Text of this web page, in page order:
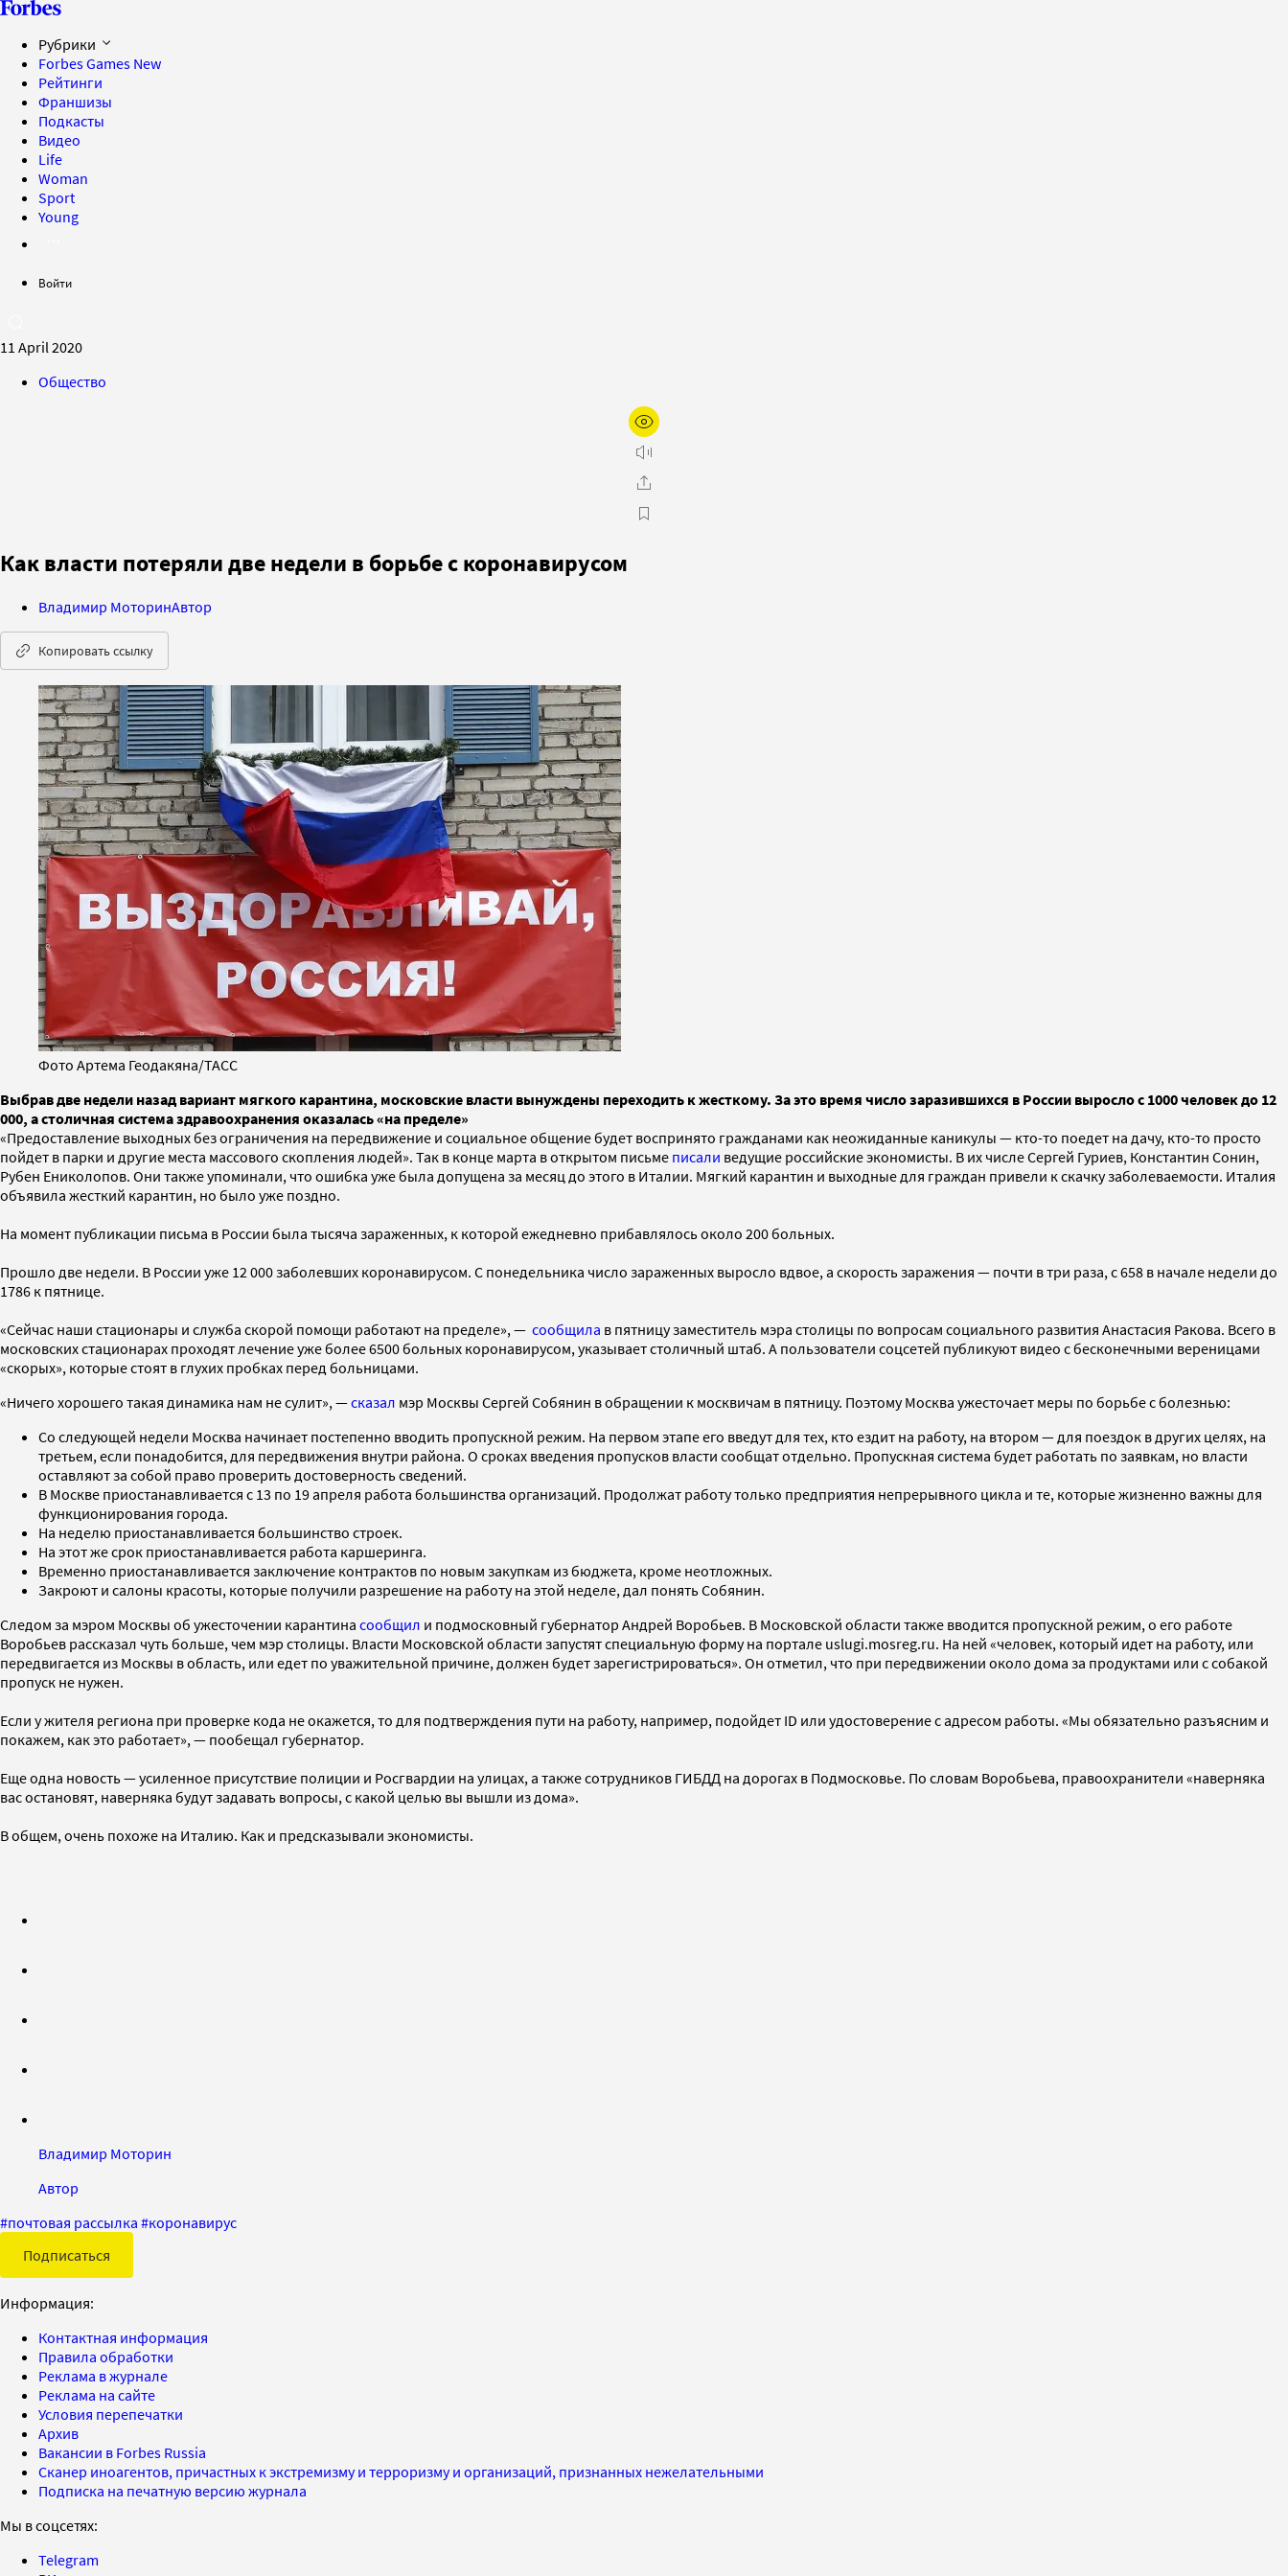
Рубрики
Forbes Games New
Рейтинги
Франшизы
Подкасты
Видео
Life
Woman
Sport
Young
Войти
11 April 2020
Общество
Как власти потеряли две недели в борьбе с коронавирусом
Владимир МоторинАвтор
Копировать ссылку
Фото Артема Геодакяна/ТАСС
Выбрав две недели назад вариант мягкого карантина, московские власти вынуждены переходить к жесткому. За это время число заразившихся в России выросло с 1000 человек до 12
000, а столичная система здравоохранения оказалась «на пределе»
«Предоставление выходных без ограничения на передвижение и социальное общение будет воспринято гражданами как неожиданные каникулы — кто-то поедет на дачу, кто-то просто
пойдет в парки и другие места массового скопления людей». Так в конце марта в открытом письме писали ведущие российские экономисты. В их числе Сергей Гуриев, Константин Сонин,
Рубен Ениколопов. Они также упоминали, что ошибка уже была допущена за месяц до этого в Италии. Мягкий карантин и выходные для граждан привели к скачку заболеваемости. Италия
объявила жесткий карантин, но было уже поздно.
На момент публикации письма в России была тысяча зараженных, к которой ежедневно прибавлялось около 200 больных.
Прошло две недели. В России уже 12 000 заболевших коронавирусом. С понедельника число зараженных выросло вдвое, а скорость заражения — почти в три раза, с 658 в начале недели до
1786 к пятнице.
«Сейчас наши стационары и служба скорой помощи работают на пределе», — сообщила в пятницу заместитель мэра столицы по вопросам социального развития Анастасия Ракова. Всего в
московских стационарах проходят лечение уже более 6500 больных коронавирусом, указывает столичный штаб. А пользователи соцсетей публикуют видео с бесконечными вереницами
«скорых», которые стоят в глухих пробках перед больницами.
«Ничего хорошего такая динамика нам не сулит», —сказал мэр Москвы Сергей Собянин в обращении к москвичам в пятницу. Поэтому Москва ужесточает меры по борьбе с болезнью:
Со следующей недели Москва начинает постепенно вводить пропускной режим. На первом этапе его введут для тех, кто ездит на работу, на втором — для поездок в других целях, на
третьем, если понадобится, для передвижения внутри района. О сроках введения пропусков власти сообщат отдельно. Пропускная система будет работать по заявкам, но власти
оставляют за собой право проверить достоверность сведений.
В Москве приостанавливается с 13 по 19 апреля работа большинства организаций. Продолжат работу только предприятия непрерывного цикла и те, которые жизненно важны для
функционирования города.
На неделю приостанавливается большинство строек.
На этот же срок приостанавливается работа каршеринга.
Временно приостанавливается заключение контрактов по новым закупкам из бюджета, кроме неотложных.
Закроют и салоны красоты, которые получили разрешение на работу на этой неделе, дал понять Собянин.
Следом за мэром Москвы об ужесточении карантина сообщил и подмосковный губернатор Андрей Воробьев. В Московской области также вводится пропускной режим, о его работе
Воробьев рассказал чуть больше, чем мэр столицы. Власти Московской области запустят специальную форму на портале uslugi.mosreg.ru. На ней «человек, который идет на работу, или
передвигается из Москвы в область, или едет по уважительной причине, должен будет зарегистрироваться». Он отметил, что при передвижении около дома за продуктами или с собакой
пропуск не нужен.
Если у жителя региона при проверке кода не окажется, то для подтверждения пути на работу, например, подойдет ID или удостоверение с адресом работы. «Мы обязательно разъясним и
покажем, как это работает», — пообещал губернатор.
Еще одна новость — усиленное присутствие полиции и Росгвардии на улицах, а также сотрудников ГИБДД на дорогах в Подмосковье. По словам Воробьева, правоохранители «наверняка
вас остановят, наверняка будут задавать вопросы, с какой целью вы вышли из дома».
В общем, очень похоже на Италию. Как и предсказывали экономисты.
Владимир Моторин
Автор
#почтовая рассылка #коронавирус
Подписаться
Информация:
Контактная информация
Правила обработки
Реклама в журнале
Реклама на сайте
Условия перепечатки
Архив
Вакансии в Forbes Russia
Сканер иноагентов, причастных к экстремизму и терроризму и организаций, признанных нежелательными
Подписка на печатную версию журнала
Мы в соцсетях:
Telegram